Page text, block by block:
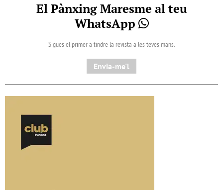
El Pànxing Maresme al teu
WhatsApp
Sigues el primer a tindre la revista a les teves mans.
Envia-me'l